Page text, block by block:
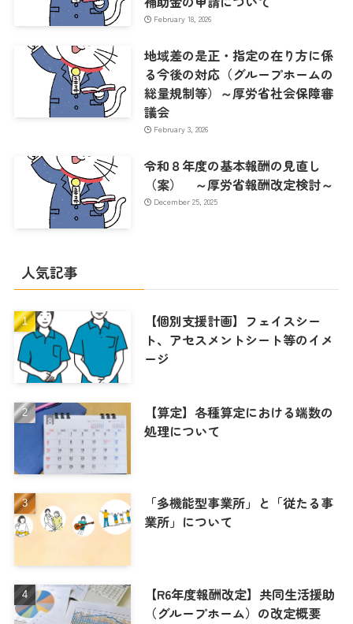
February 18, 2026
地域差の是正・指定の在り方に係
る今後の対応（グループホームの
総量規制等）～厚労省社会保障審
議会
February 3, 2026
令和８年度の基本報酬の見直し
（案） ～厚労省報酬改定検討～
December 25, 2025
人気記事
【個別支援計画】フェイスシー
ト、アセスメントシート等のイメ
ージ
【算定】各種算定における端数の
処理について
「多機能型事業所」と「従たる事
業所」について
【R6年度報酬改定】共同生活援助
（グループホーム）の改定概要